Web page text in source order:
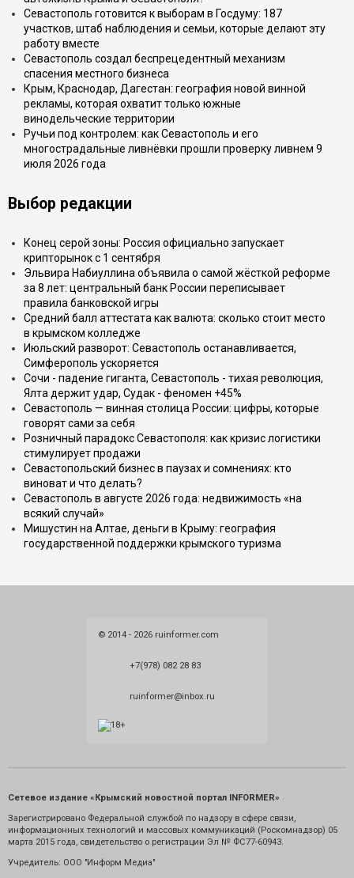
Севастополь готовится к выборам в Госдуму: 187
участков, штаб наблюдения и семьи, которые делают эту
работу вместе
Севастополь создал беспрецедентный механизм
спасения местного бизнеса
Крым, Краснодар, Дагестан: география новой винной
рекламы, которая охватит только южные
винодельческие территории
Ручьи под контролем: как Севастополь и его
многострадальные ливнёвки прошли проверку ливнем 9
июля 2026 года
Выбор редакции
Конец серой зоны: Россия официально запускает
крипторынок с 1 сентября
Эльвира Набиуллина объявила о самой жёсткой реформе
за 8 лет: центральный банк России переписывает
правила банковской игры
Средний балл аттестата как валюта: сколько стоит место
в крымском колледже
Июльский разворот: Севастополь останавливается,
Симферополь ускоряется
Сочи - падение гиганта, Севастополь - тихая революция,
Ялта держит удар, Судак - феномен +45%
Севастополь — винная столица России: цифры, которые
говорят сами за себя
Розничный парадокс Севастополя: как кризис логистики
стимулирует продажи
Севастопольский бизнес в паузах и сомнениях: кто
виноват и что делать?
Севастополь в августе 2026 года: недвижимость «на
всякий случай»
Мишустин на Алтае, деньги в Крыму: география
государственной поддержки крымского туризма
© 2014 - 2026 ruinformer.com
+7(978) 082 28 83
ruinformer@inbox.ru
Сетевое издание «Крымский новостной портал INFORMER»
Зарегистрировано Федеральной службой по надзору в сфере связи,
информационных технологий и массовых коммуникаций (Роскомнадзор) 05
марта 2015 года, свидетельство о регистрации Эл № ФС77-60943.
Учредитель: ООО "Информ Медиа"